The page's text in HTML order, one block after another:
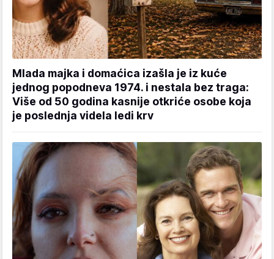
Mlada majka i domaćica izašla je iz kuće
jednog popodneva 1974. i nestala bez traga:
Više od 50 godina kasnije otkriće osobe koja
je poslednja videla ledi krv